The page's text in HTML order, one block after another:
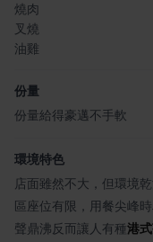
燒肉
叉燒
油雞
份量
份量給得豪邁不手軟
環境特色
店面雖然不大，但環境
區座位有限，用餐尖峰
聲鼎沸反而讓人有種港